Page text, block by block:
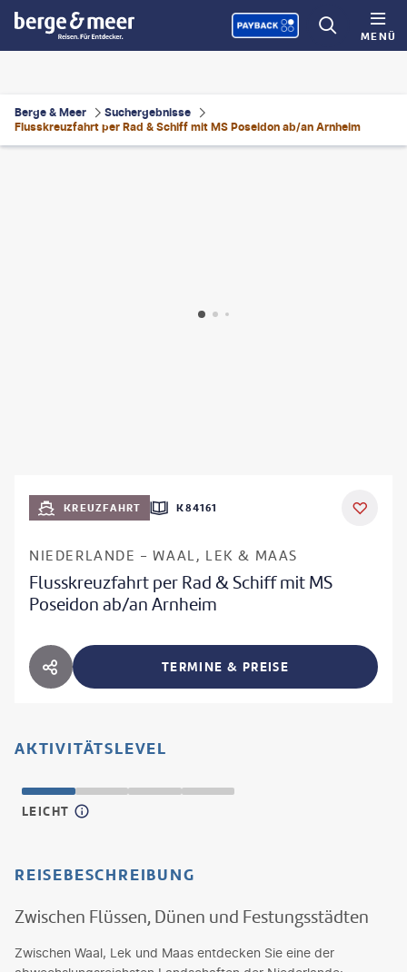
MENÜ
Berge & Meer
Suchergebnisse
Flusskreuzfahrt per Rad & Schiff mit MS Poseidon ab/an Arnheim
KREUZFAHRT K84161
NIEDERLANDE - WAAL, LEK & MAAS
Flusskreuzfahrt per Rad & Schiff mit MS
Poseidon ab/an Arnheim
HOTEL TEILEN TERMINE & PREISE
AKTIVITÄTSLEVEL
LEICHT
REISEBESCHREIBUNG
Zwischen Flüssen, Dünen und Festungsstädten
Zwischen Waal, Lek und Maas entdecken Sie eine der